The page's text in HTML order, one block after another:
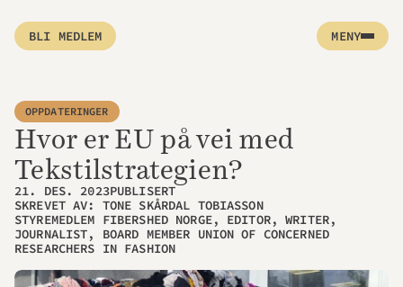
BLI MEDLEM MENY
Hvor er EU på vei med
Tekstilstrategien?
OPPDATERINGER
PUBLISERT
21. DES. 2023
SKREVET AV: TONE SKÅRDAL TOBIASSON
STYREMEDLEM FIBERSHED NORGE, EDITOR, WRITER,
JOURNALIST, BOARD MEMBER UNION OF CONCERNED
RESEARCHERS IN FASHION